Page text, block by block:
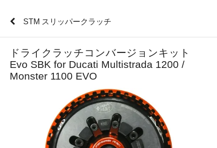
STM スリッパークラッチ
ドライクラッチコンバージョンキット
Evo SBK for Ducati Multistrada 1200 /
Monster 1100 EVO